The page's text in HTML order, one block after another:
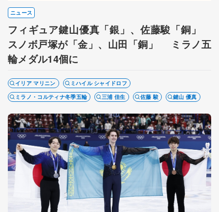
ニュース
フィギュア鍵山優真「銀」、佐藤駿「銅」
スノボ戸塚が「金」、山田「銅」 ミラノ五
輪メダル14個に
イリア マリニン
ミハイル シャイドロフ
ミラノ・コルティナ冬季五輪
三浦 佳生 佐藤 駿 鍵山 優真